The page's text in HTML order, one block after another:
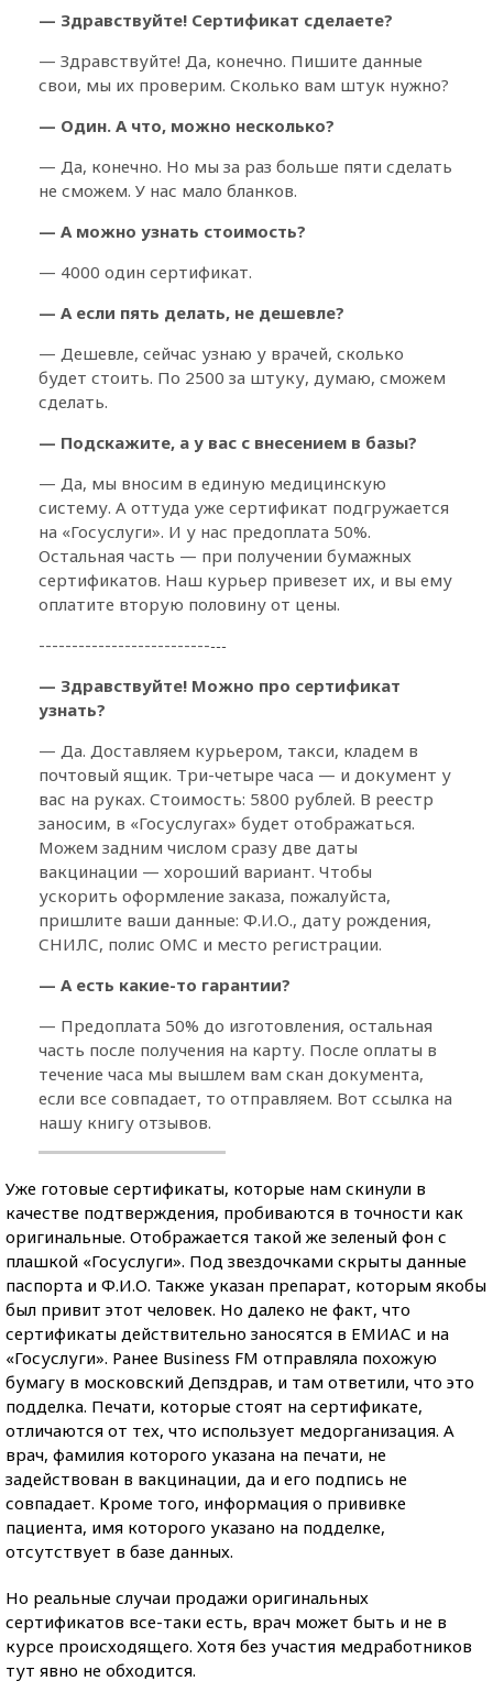
— Здравствуйте! Сертификат сделаете?
— Здравствуйте! Да, конечно. Пишите данные
свои, мы их проверим. Сколько вам штук нужно?
— Один. А что, можно несколько?
— Да, конечно. Но мы за раз больше пяти сделать
не сможем. У нас мало бланков.
— А можно узнать стоимость?
— 4000 один сертификат.
— А если пять делать, не дешевле?
— Дешевле, сейчас узнаю у врачей, сколько
будет стоить. По 2500 за штуку, думаю, сможем
сделать.
— Подскажите, а у вас с внесением в базы?
— Да, мы вносим в единую медицинскую
систему. А оттуда уже сертификат подгружается
на «Госуслуги». И у нас предоплата 50%.
Остальная часть — при получении бумажных
сертификатов. Наш курьер привезет их, и вы ему
оплатите вторую половину от цены.
-----------------------------
— Здравствуйте! Можно про сертификат
узнать?
— Да. Доставляем курьером, такси, кладем в
почтовый ящик. Три-четыре часа — и документ у
вас на руках. Стоимость: 5800 рублей. В реестр
заносим, в «Госуслугах» будет отображаться.
Можем задним числом сразу две даты
вакцинации — хороший вариант. Чтобы
ускорить оформление заказа, пожалуйста,
пришлите ваши данные: Ф.И.О., дату рождения,
СНИЛС, полис ОМС и место регистрации.
— А есть какие-то гарантии?
— Предоплата 50% до изготовления, остальная
часть после получения на карту. После оплаты в
течение часа мы вышлем вам скан документа,
если все совпадает, то отправляем. Вот ссылка на
нашу книгу отзывов.
Уже готовые сертификаты, которые нам скинули в
качестве подтверждения, пробиваются в точности как
оригинальные. Отображается такой же зеленый фон с
плашкой «Госуслуги». Под звездочками скрыты данные
паспорта и Ф.И.О. Также указан препарат, которым якобы
был привит этот человек. Но далеко не факт, что
сертификаты действительно заносятся в ЕМИАС и на
«Госуслуги». Ранее Business FM отправляла похожую
бумагу в московский Депздрав, и там ответили, что это
подделка. Печати, которые стоят на сертификате,
отличаются от тех, что использует медорганизация. А
врач, фамилия которого указана на печати, не
задействован в вакцинации, да и его подпись не
совпадает. Кроме того, информация о прививке
пациента, имя которого указано на подделке,
отсутствует в базе данных.
Но реальные случаи продажи оригинальных
сертификатов все-таки есть, врач может быть и не в
курсе происходящего. Хотя без участия медработников
тут явно не обходится.